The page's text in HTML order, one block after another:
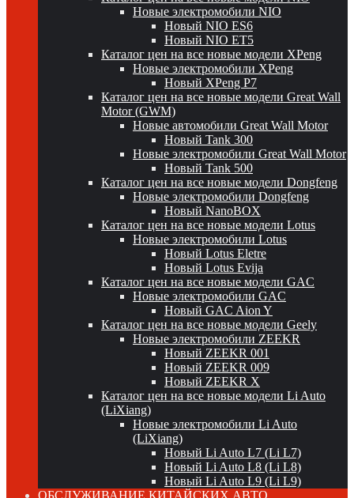
Новые электромобили NIO
Новый NIO ES6
Новый NIO ET5
Каталог цен на все новые модели XPeng
Новые электромобили XPeng
Новый XPeng P7
Каталог цен на все новые модели Great Wall
Motor (GWM)
Новые автомобили Great Wall Motor
Новый Tank 300
Новые электромобили Great Wall Motor
Новый Tank 500
Каталог цен на все новые модели Dongfeng
Новые электромобили Dongfeng
Новый NanoBOX
Каталог цен на все новые модели Lotus
Новые электромобили Lotus
Новый Lotus Eletre
Новый Lotus Evija
Каталог цен на все новые модели GAC
Новые электромобили GAC
Новый GAC Aion Y
Каталог цен на все новые модели Geely
Новые электромобили ZEEKR
Новый ZEEKR 001
Новый ZEEKR 009
Новый ZEEKR X
Каталог цен на все новые модели Li Auto
(LiXiang)
Новые электромобили Li Auto
(LiXiang)
Новый Li Auto L7 (Li L7)
Новый Li Auto L8 (Li L8)
Новый Li Auto L9 (Li L9)
ОБСЛУЖИВАНИЕ КИТАЙСКИХ АВТО